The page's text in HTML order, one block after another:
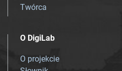
Twórca
O DigiLab
O projekcie